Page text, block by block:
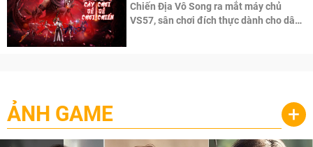
Chiến Địa Vô Song ra mắt máy chủ
VS57, sân chơi đích thực dành cho dân
ẢNH GAME +